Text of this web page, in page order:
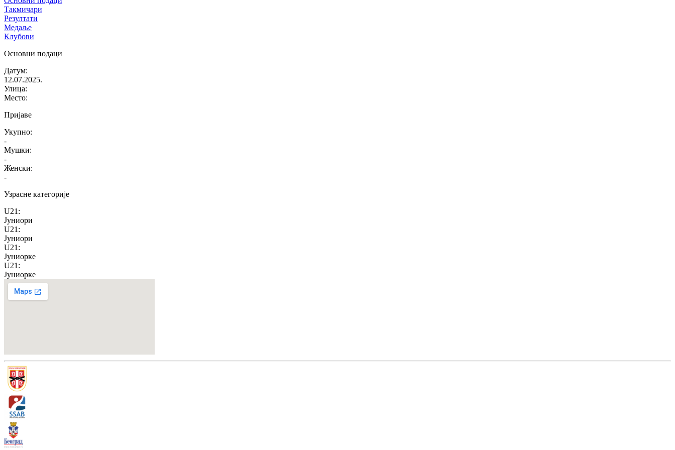
Такмичари
Резултати
Медаље
Клубови
Основни подаци
Датум:
12.07.2025.
Улица:
Место:
Пријаве
Укупно:
-
Мушки:
-
Женски:
-
Узрасне категорије
U21 :
Јуниори
U21 :
Јуниори
U21 :
Јуниорке
U21 :
Јуниорке